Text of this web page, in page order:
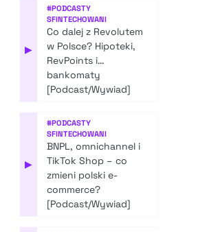
▶
#PODCASTY
SFINTECHOWANI
Co dalej z Revolutem
w Polsce? Hipoteki,
RevPoints i…
bankomaty
[Podcast/Wywiad]
▶
#PODCASTY
SFINTECHOWANI
BNPL, omnichannel i
TikTok Shop – co
zmieni polski e-
commerce?
[Podcast/Wywiad]